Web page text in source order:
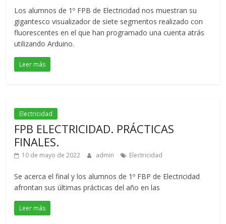
Los alumnos de 1º FPB de Electricidad nos muestran su
gigantesco visualizador de siete segmentos realizado con
fluorescentes en el que han programado una cuenta atrás
utilizando Arduino.
Leer más
Electricidad
FPB ELECTRICIDAD. PRÁCTICAS
FINALES.
10 de mayo de 2022 admin Electricidad
Se acerca el final y los alumnos de 1º FBP de Electricidad
afrontan sus últimas prácticas del año en las
Leer más